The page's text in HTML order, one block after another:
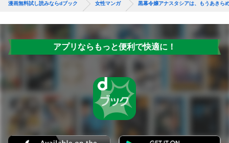
漫画無料試し読みならdブック 女性マンガ 黒幕令嬢アナスタシアは、もうあきら
アプリならもっと便利で快適に！